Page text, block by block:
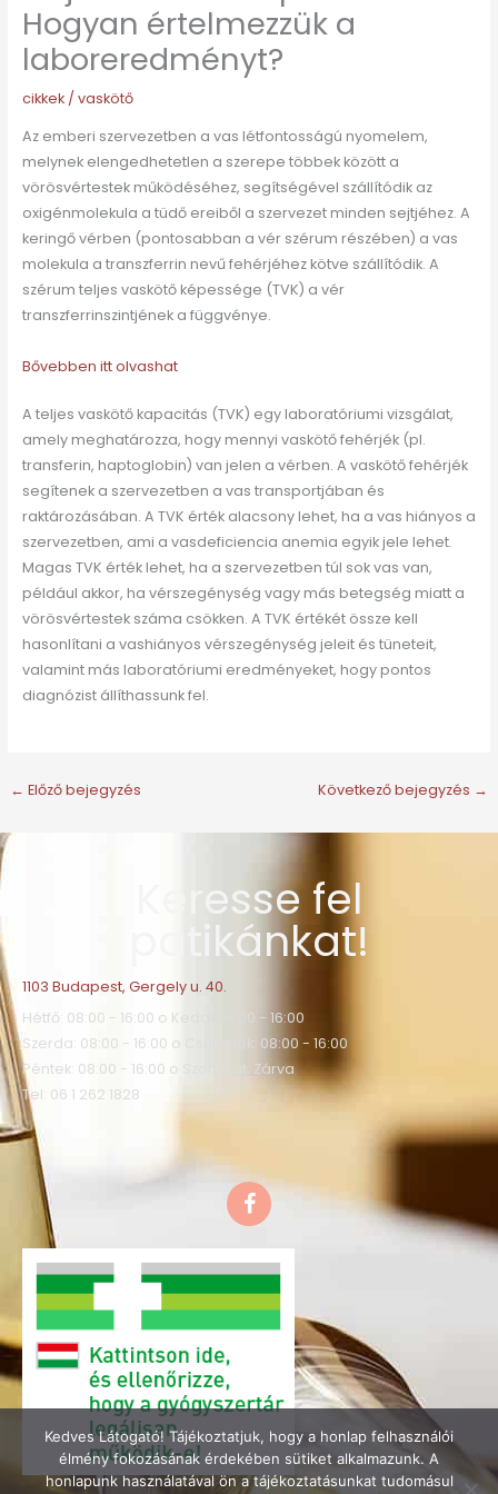
Hogyan értelmezzük a
laboreredményt?
cikkek/ vaskötő
Az emberi szervezetben a vas létfontosságú nyomelem,
melynek elengedhetetlen a szerepe többek között a
vörösvértestek működéséhez, segítségével szállítódik az
oxigénmolekula a tüdő ereiből a szervezet minden sejtjéhez. A
keringő vérben (pontosabban a vér szérum részében) a vas
molekula a transzferrin nevű fehérjéhez kötve szállítódik. A
szérum teljes vaskötő képessége (TVK) a vér
transzferrinszintjének a függvénye.
Bővebben itt olvashat
A teljes vaskötő kapacitás (TVK) egy laboratóriumi vizsgálat,
amely meghatározza, hogy mennyi vaskötő fehérjék (pl.
transferin, haptoglobin) van jelen a vérben. A vaskötő fehérjék
segítenek a szervezetben a vas transportjában és
raktározásában. A TVK érték alacsony lehet, ha a vas hiányos a
szervezetben, ami a vasdeficiencia anemia egyik jele lehet.
Magas TVK érték lehet, ha a szervezetben túl sok vas van,
például akkor, ha vérszegénység vagy más betegség miatt a
vörösvértestek száma csökken. A TVK értékét össze kell
hasonlítani a vashiányos vérszegénység jeleit és tüneteit,
valamint más laboratóriumi eredményeket, hogy pontos
diagnózist állíthassunk fel.
← Előző bejegyzés Következő bejegyzés →
Keresse fel
patikánkat!
1103 Budapest, Gergely u. 40.
Hétfő: 08:00 - 16:00 o Kedd: 08:00 - 16:00
Szerda: 08:00 - 16:00 o Csütörtök: 08:00 - 16:00
Péntek: 08:00 - 16:00 o Szombat: Zárva
Tel: 06 1 262 1828
a
c
e
b
o
o
k
Kedves Látogató! Tájékoztatjuk, hogy a honlap felhasználói
élmény fokozásának érdekében sütiket alkalmazunk. A
honlapunk használatával ön a tájékoztatásunkat tudomásul